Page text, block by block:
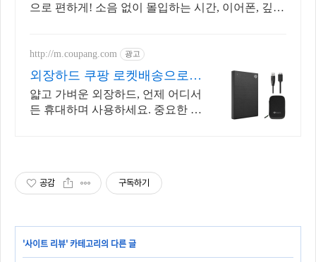
으로 편하게! 소음 없이 몰입하는 시간, 이어폰, 깊은
http://m.coupang.com 광고
외장하드 쿠팡 로켓배송으로
빠르게 받아봐요
얇고 가벼운 외장하드, 언제 어디서
든 휴대하며 사용하세요. 중요한 데
공감 구독하기
'사이트 리뷰' 카테고리의 다른 글